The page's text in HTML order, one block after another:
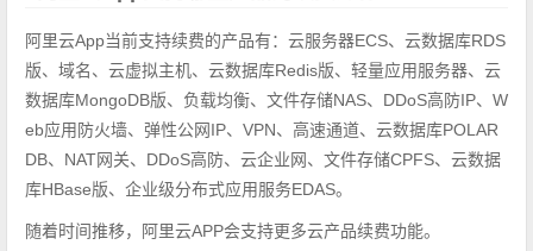
阿里云App当前支持续费的产品有：云服务器ECS、云数据库RDS
版、域名、云虚拟主机、云数据库Redis版、轻量应用服务器、云
数据库MongoDB版、负载均衡、文件存储NAS、DDoS高防IP、W
eb应用防火墙、弹性公网IP、VPN、高速通道、云数据库POLAR
DB、NAT网关、DDoS高防、云企业网、文件存储CPFS、云数据
库HBase版、企业级分布式应用服务EDAS。
随着时间推移，阿里云APP会支持更多云产品续费功能。